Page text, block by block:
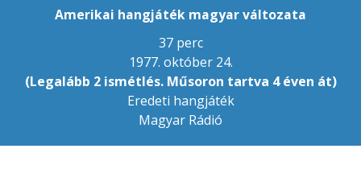
Amerikai hangjáték magyar változata
37 perc
1977. október 24.
(Legalább 2 ismétlés. Műsoron tartva 4 éven át)
Eredeti hangjáték
Magyar Rádió